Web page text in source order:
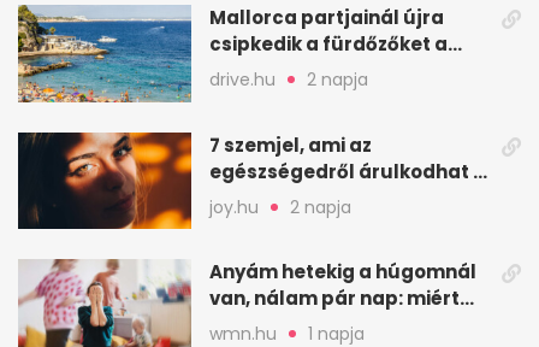
Mallorca partjainál újra
csipkedik a fürdőzőket a
halak a sekély vízben
drive.hu 2 napja
7 szemjel, ami az
egészségedről árulkodhat –
erre figyelj oda
joy.hu 2 napja
Anyám hetekig a húgomnál
van, nálam pár nap: miért
fáj ennyire?
wmn.hu 1 napja